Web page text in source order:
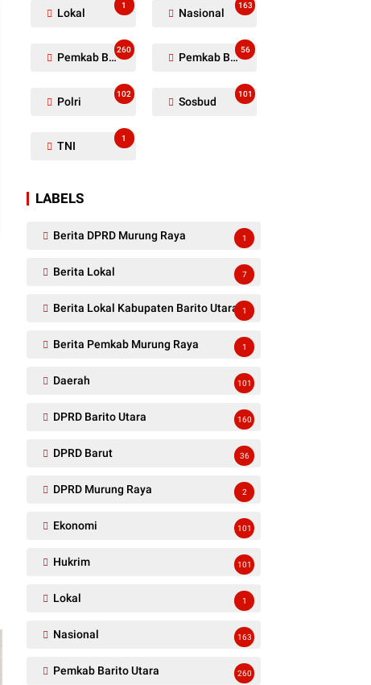
Lokal
1
Nasional
163
Pemkab Barito Utara
260
Pemkab Barut
56
Polri
102
Sosbud
101
TNI
1
LABELS
Berita DPRD Murung Raya 1
Berita Lokal 7
Berita Lokal Kabupaten Barito Utara 1
Berita Pemkab Murung Raya 1
Daerah 101
DPRD Barito Utara 160
DPRD Barut 36
DPRD Murung Raya 2
Ekonomi 101
Hukrim 101
Lokal 1
Nasional 163
Pemkab Barito Utara 260